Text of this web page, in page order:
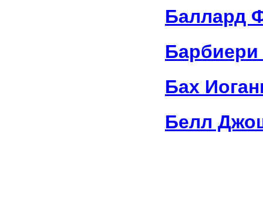
Баллард
Барбиери
Бах
Белл